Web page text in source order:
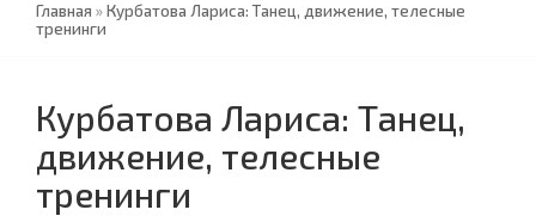
Главная »Курбатова Лариса: Танец, движение, телесные
тренинги
Курбатова Лариса: Танец,
движение, телесные
тренинги